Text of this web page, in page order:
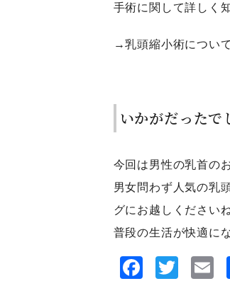
手術に関して詳しく
→乳頭縮小術について
いかがだったで
今回は男性の乳首の
男女問わず人気の乳
グにお越しくださいね
普段の生活が快適に